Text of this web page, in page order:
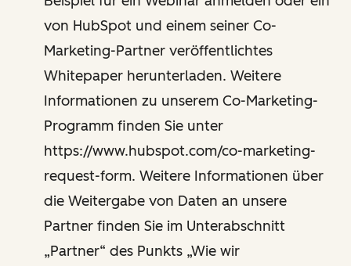
von HubSpot und einem seiner Co-
Marketing-Partner veröffentlichtes
Whitepaper herunterladen. Weitere
Informationen zu unserem Co-Marketing-
Programm finden Sie unter
https://www.hubspot.com/co-marketing-
request-form. Weitere Informationen über
die Weitergabe von Daten an unsere
Partner finden Sie im Unterabschnitt
„Partner“ des Punkts „Wie wir